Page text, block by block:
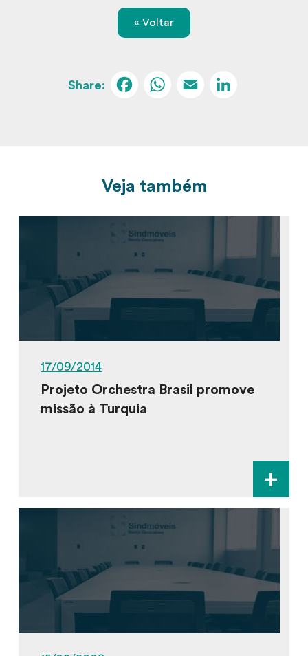
« Voltar
Facebook
WhatsApp
Email
Veja também
17/09/2014
Projeto Orchestra Brasil promove
missão à Turquia
+